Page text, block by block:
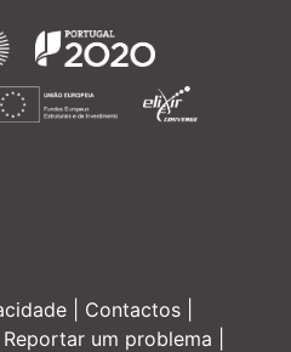
Contactos
Reportar um problema